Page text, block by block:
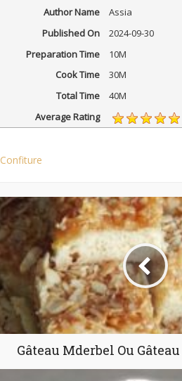
Author Name
Assia
Published On
2024-09-30
Preparation Time
10M
Cook Time
30M
Total Time
40M
Average Rating
Confiture
Gâteau Mderbel Ou